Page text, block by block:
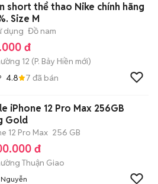
short thể thao Nike chính hãng
Size M
dụng Đồ nam
đ
12 (P. Bảy Hiền mới)
4.8 7 đã bán
iPhone 12 Pro Max 256GB
Gold
12 Pro Max 256 GB
đ
Thuận Giao